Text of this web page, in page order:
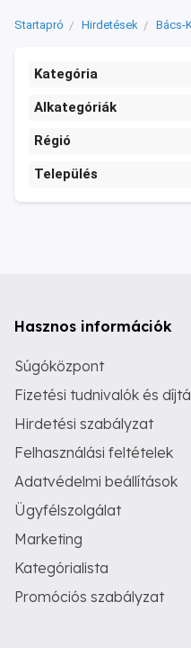
Startapró Hirdetések Bács-
Kategória
Alkategóriák
Régió
Település
Hasznos információk
Súgóközpont
Fizetési tudnivalók és
Hirdetési szabályzat
Felhasználási feltételek
Adatvédelmi beállítások
Ügyfélszolgálat
Marketing
Kategórialista
Promóciós szabályzat